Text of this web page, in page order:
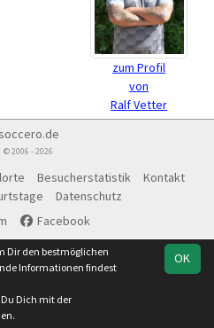
zum Profil
von
Ralf Vetter
© 2006 - 2026
Besucherstatistik
Kontakt
Datenschutz
Facebook
OK
Dir den bestmöglichen
Informationen findest
Dich mit der